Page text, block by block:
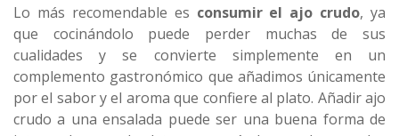
Lo más recomendable es consumir el ajo crudo, ya
que cocinándolo puede perder muchas de sus
cualidades y se convierte simplemente en un
complemento gastronómico que añadimos únicamente
por el sabor y el aroma que confiere al plato. Añadir ajo
crudo a una ensalada puede ser una buena forma de